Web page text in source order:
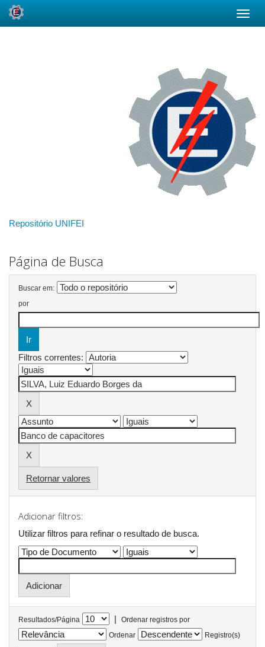
Repositório UNIFEI
Página de Busca
Buscar em:
por
Filtros correntes:
Retornar valores
Adicionar filtros:
Utilizar filtros para refinar o resultado de busca.
Resultados/Página |
Ordenar registros por
Ordenar
Registro(s)